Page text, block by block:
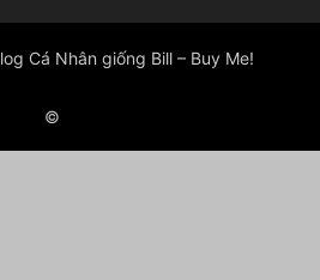
Cá Nhân giống Bill – Buy Me!
©